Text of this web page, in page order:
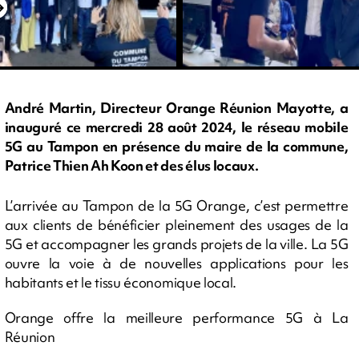
André Martin, Directeur Orange Réunion Mayotte, a
inauguré ce mercredi 28 août 2024, le réseau mobile
5G au Tampon en présence du maire de la commune,
Patrice Thien Ah Koon et des élus locaux.
L’arrivée au Tampon de la 5G Orange, c’est permettre
aux clients de bénéficier pleinement des usages de la
5G et accompagner les grands projets de la ville. La 5G
ouvre la voie à de nouvelles applications pour les
habitants et le tissu économique local.
Orange offre la meilleure performance 5G à La
Réunion